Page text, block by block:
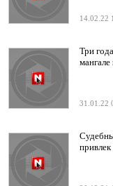
14.02.22
Три
31.01.22